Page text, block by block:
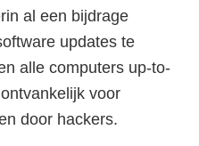
al een bijdrage
updates te
alle computers up-to-
voor
door hackers.